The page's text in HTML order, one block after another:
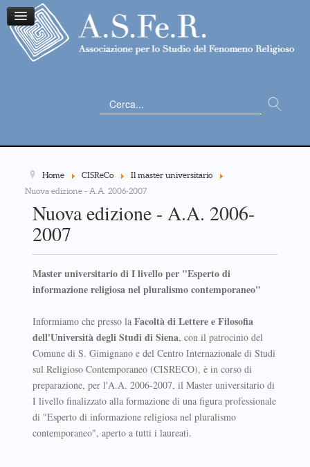
Cerca...
Home CISReCo
Il master universitario
Nuova edizione - A.A. 2006-2007
Nuova edizione - A.A. 2006-
2007
Master universitario di I livello per "Esperto di
informazione religiosa nel pluralismo contemporaneo"
Informiamo che presso la Facoltà di Lettere e Filosofia
dell'Università degli Studi di Siena, con il patrocinio del
Comune di S. Gimignano e del Centro Internazionale di Studi
sul Religioso Contemporaneo (CISRECO), è in corso di
preparazione, per l'A.A. 2006-2007, il Master universitario di
I livello finalizzato alla formazione di una figura professionale
di "Esperto di informazione religiosa nel pluralismo
contemporaneo", aperto a tutti i laureati.